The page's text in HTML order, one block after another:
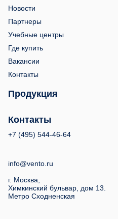
Новости
Партнеры
Учебные центры
Где купить
Вакансии
Контакты
Продукция
Контакты
+7 (495) 544-46-64
info@vento.ru
г. Москва,
Химкинский бульвар, дом 13.
Метро Сходненская